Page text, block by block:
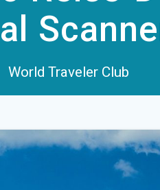
World Traveler Club